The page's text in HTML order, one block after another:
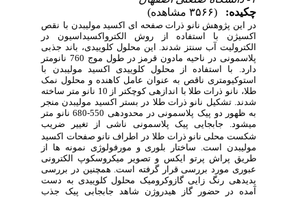
چکیده:
در این پژوهش نانو ذرات صفحه ای اکسید مولیبدن با نقص
اکسیژن با استفاده از روش الکترواکسیداسیون در
الکترولیت آب سنتز شدند. این محلول کلوییدی، باند جذبی
پلاسمونی در ناحیه مادون قرمز در طول موج 760 نانومتر
دارد. با استفاده از محلول کلوییدی اکسید مولیبدن با
استوکیومتری ناقص به عنوان عامل کاهنده و محلول نمک
طلا، نانو ذرات طلا با اندازه­ی کوچکتر از 10 نانو متر ساخته
شدند. تشکیل نانو ذرات طلا در بستر اکسید مولیبدن منجر
به ظهور دو پیک پلاسمونی در محدوده­ی 550-680 نانو متر
می­شود. جابجایی پیک پلاسمونی ناشی از تغییر ضریب
شکست محلی نانو ذرات طلا در اطراف نانو صفحات اکسید
مولیبدن است. ساختار بلوری و مورفولوژی نمونه ها از
طریق پراش پرتو ایکس و تصویر میکروسکوپ الکترونی
عبوری مورد بررسی قرار گرفته است. همچنین در بررسی
پدیده­ی رنگ زایی گازوکرومیک محلول کلوییدی به دست
آمده در حضور گاز هیدروژن شاهد جابجابی پیک جذب